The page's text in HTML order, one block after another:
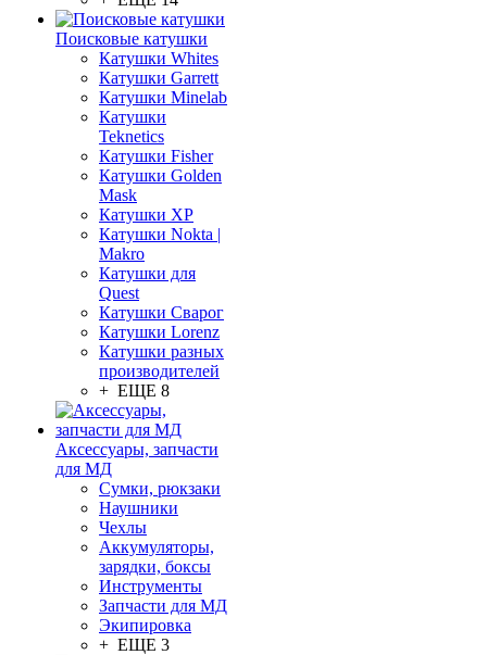
Поисковые катушки
Катушки Whites
Катушки Garrett
Катушки Minelab
Катушки
Teknetics
Катушки Fisher
Катушки Golden
Mask
Катушки XP
Катушки Nokta |
Makro
Катушки для
Quest
Катушки Сварог
Катушки Lorenz
Катушки разных
производителей
+ ЕЩЕ 8
Аксессуары, запчасти
для МД
Сумки, рюкзаки
Наушники
Чехлы
Аккумуляторы,
зарядки, боксы
Инструменты
Запчасти для МД
Экипировка
+ ЕЩЕ 3